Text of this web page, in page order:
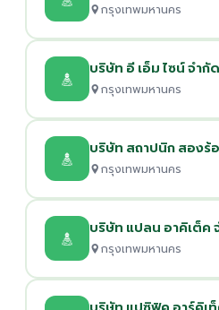
กรุงเทพมหานคร
บริษัท อี เอ็ม ไซน์ จำกัด
กรุงเทพมหานคร
บริษัท สถาปนิก สองร้
กรุงเทพมหานคร
บริษัท แปลน อาคิเต็ค
กรุงเทพมหานคร
บริษัท แปซิฟิค อาร์คิเ